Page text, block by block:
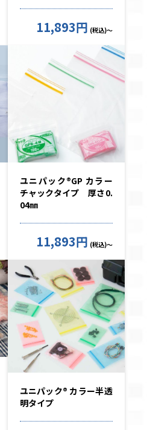
11,893円 (税込)～
ユニパック®GP カラー
チャックタイプ 厚さ0.
04㎜
11,893円 (税込)～
ユニパック® カラー半透
明タイプ